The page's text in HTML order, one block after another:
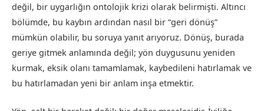
değil, bir uygarlığın ontolojik krizi olarak belirmişti. Altıncı
bölümde, bu kaybın ardından nasıl bir “geri dönüş”
mümkün olabilir, bu soruya yanıt arıyoruz. Dönüş, burada
geriye gitmek anlamında değil; yön duygusunu yeniden
kurmak, eksik olanı tamamlamak, kaybedileni hatırlamak ve
bu hatırlamadan yeni bir anlam inşa etmektir.